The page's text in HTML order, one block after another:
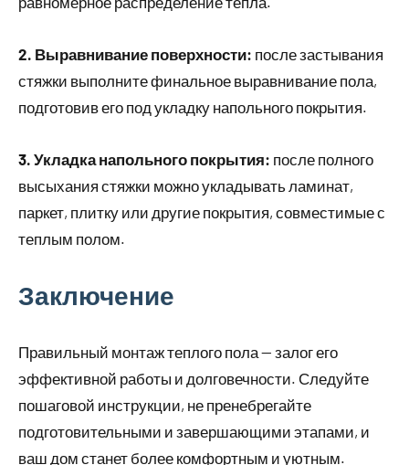
2. Выравнивание поверхности: после застывания
стяжки выполните финальное выравнивание пола,
подготовив его под укладку напольного покрытия.
3. Укладка напольного покрытия: после полного
высыхания стяжки можно укладывать ламинат,
паркет, плитку или другие покрытия, совместимые с
теплым полом.
Заключение
Правильный монтаж теплого пола — залог его
эффективной работы и долговечности. Следуйте
пошаговой инструкции, не пренебрегайте
подготовительными и завершающими этапами, и
ваш дом станет более комфортным и уютным.